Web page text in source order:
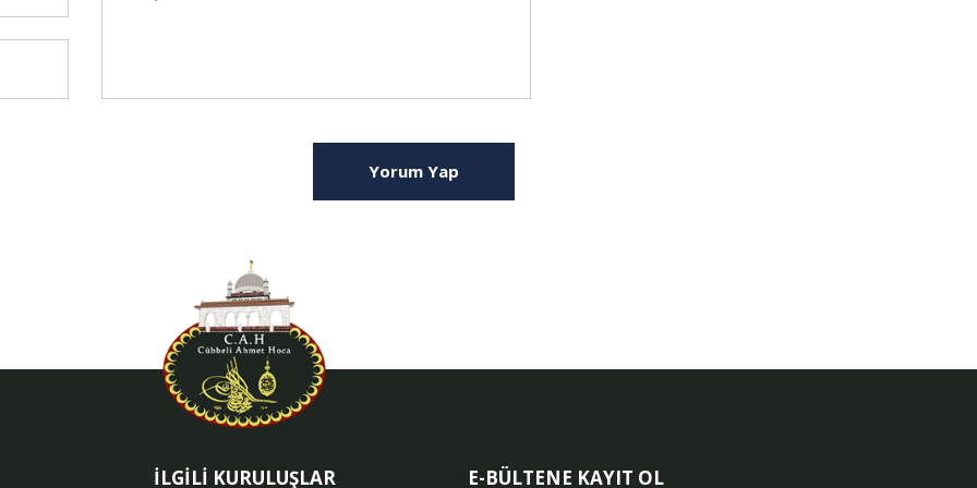
Yorum Yap
İLGİLİ KURULUŞLAR E-BÜLTENE KAYIT OL